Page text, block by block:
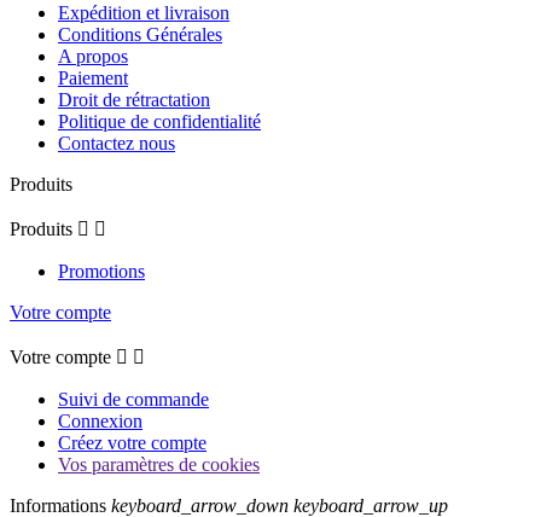
Expédition et livraison
Conditions Générales
A propos
Paiement
Droit de rétractation
Politique de confidentialité
Contactez nous
Produits
Produits  
Promotions
Votre compte
Votre compte  
Suivi de commande
Connexion
Créez votre compte
Vos paramètres de cookies
Informations keyboard_arrow_down keyboard_arrow_up